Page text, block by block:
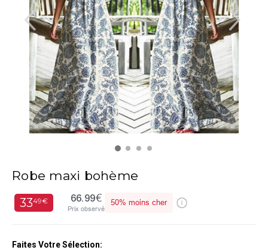
Robe maxi bohème
3349€ 66.99€
Prix observé
50% moins cher
Faites Votre Sélection: